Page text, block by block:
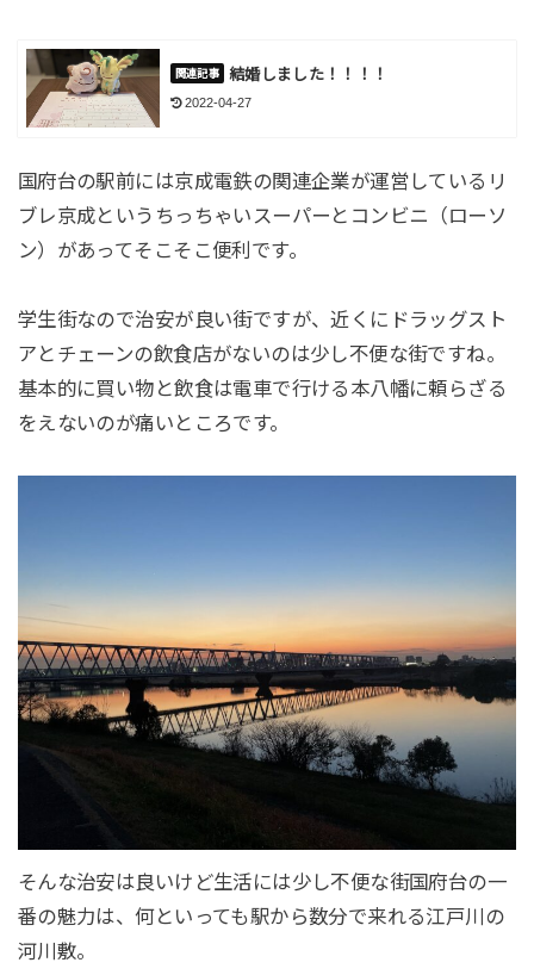
結婚しました！！！！
2022-04-27
国府台の駅前には京成電鉄の関連企業が運営しているリ
ブレ京成というちっちゃいスーパーとコンビニ（ローソ
ン）があってそこそこ便利です。
学生街なので治安が良い街ですが、近くにドラッグスト
アとチェーンの飲食店がないのは少し不便な街ですね。
基本的に買い物と飲食は電車で行ける本八幡に頼らざる
をえないのが痛いところです。
そんな治安は良いけど生活には少し不便な街国府台の一
番の魅力は、何といっても駅から数分で来れる江戸川の
河川敷。